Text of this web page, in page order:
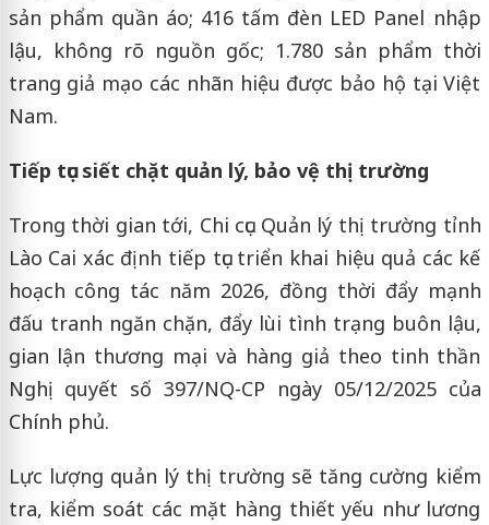
sản phẩm quần áo; 416 tấm đèn LED Panel nhập
lậu, không rõ nguồn gốc; 1.780 sản phẩm thời
trang giả mạo các nhãn hiệu được bảo hộ tại Việt
Nam.
Tiếp tục siết chặt quản lý, bảo vệ thị trường
Trong thời gian tới, Chi cục Quản lý thị trường tỉnh
Lào Cai xác định tiếp tục triển khai hiệu quả các kế
hoạch công tác năm 2026, đồng thời đẩy mạnh
đấu tranh ngăn chặn, đẩy lùi tình trạng buôn lậu,
gian lận thương mại và hàng giả theo tinh thần
Nghị quyết số 397/NQ-CP ngày 05/12/2025 của
Chính phủ.
Lực lượng quản lý thị trường sẽ tăng cường kiểm
tra, kiểm soát các mặt hàng thiết yếu như lương